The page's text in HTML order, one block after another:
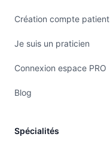
Création compte patient
Je suis un praticien
Connexion espace PRO
Blog
Spécialités